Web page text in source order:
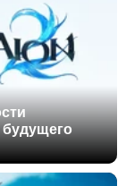
будущего